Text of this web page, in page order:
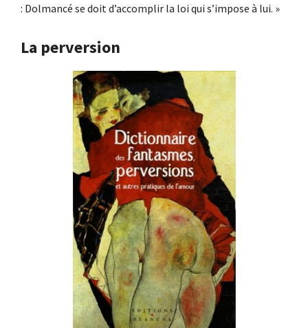
: Dolmancé se doit d’accomplir la loi qui s’impose à lui. »
La perversion